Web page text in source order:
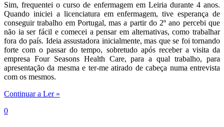
Sim, frequentei o curso de enfermagem em Leiria durante 4 anos.
Quando iniciei a licenciatura em enfermagem, tive esperança de
conseguir trabalho em Portugal, mas a partir do 2º ano percebi que
não ia ser fácil e comecei a pensar em alternativas, como trabalhar
fora do país. Ideia assustadora inicialmente, mas que se foi tornando
forte com o passar do tempo, sobretudo após receber a visita da
empresa Four Seasons Health Care, para a qual trabalho, para
apresentação da mesma e ter-me atirado de cabeça numa entrevista
com os mesmos.
Continuar a Ler »
0